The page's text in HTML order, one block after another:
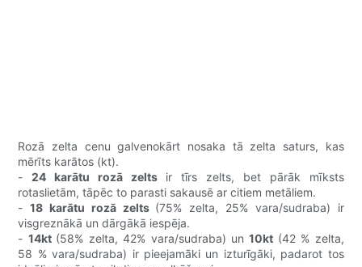
Rozā zelta cenu galvenokārt nosaka tā zelta saturs, kas
mērīts karātos (kt).
-24 karātu rozā zelts ir tīrs zelts, bet pārāk mīksts
rotaslietām, tāpēc to parasti sakausē ar citiem metāliem.
-18 karātu rozā zelts (75% zelta, 25% vara/sudraba) ir
visgreznākā un dārgākā iespēja.
- 14kt (58% zelta, 42% vara/sudraba) un10kt (42 % zelta,
58 % vara/sudraba) ir pieejamāki un izturīgāki, padarot tos